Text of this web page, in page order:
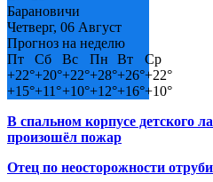
Барановичи
Четверг, 06 Август
Прогноз на неделю
Пт
Сб Вс Пн Вт
Ср
+22°+20°+22°+28°+26°+22°
+15°+11°+10°+12°+16°+10°
В спальном корпусе детского
произошёл пожар
Отец по неосторожности